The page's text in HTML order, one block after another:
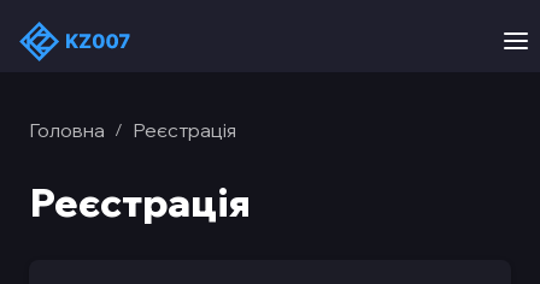
Головна / Реєстрація
Реєстрація